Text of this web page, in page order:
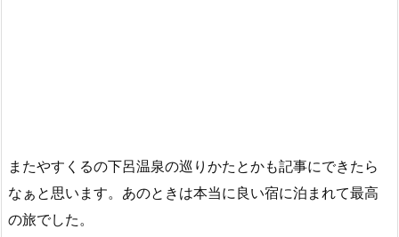
またやすくるの下呂温泉の巡りかたとかも記事にできたら
なぁと思います。あのときは本当に良い宿に泊まれて最高
の旅でした。